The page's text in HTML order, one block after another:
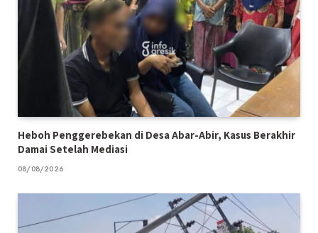
Heboh Penggerebekan di Desa Abar-Abir, Kasus Berakhir
Damai Setelah Mediasi
08/08/2026